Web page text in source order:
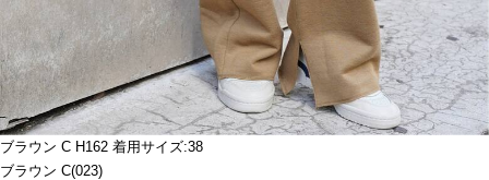
ブラウン C H162 着用サイズ:38
ブラウン C(023)